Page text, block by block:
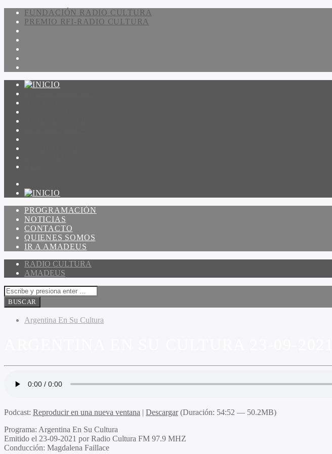
FUNDACIÓN RADIO CULTURA
PREMIO RFI-RADIO CULTURA
PROGRAMACIÓN
NOTICIAS
CONTACTO
QUIENES SOMOS
IR A AMADEUS
RADIO CULTURA
AMADEUS
Argentina En Su Cultura
Podcast: Reproducir en una nueva ventana | Descargar(Duración: 54:52 — 50.2MB)
Programa: Argentina En Su Cultura
Emitido el 23-09-2021 por Radio Cultura FM 97.9 MHZ
Conducción: Magdalena Faillace